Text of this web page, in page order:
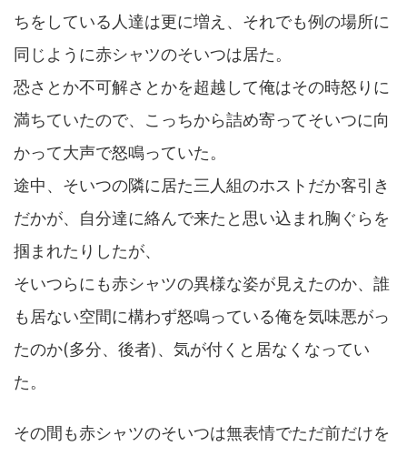
ちをしている人達は更に増え、それでも例の場所に
同じように赤シャツのそいつは居た。
恐さとか不可解さとかを超越して俺はその時怒りに
満ちていたので、こっちから詰め寄ってそいつに向
かって大声で怒鳴っていた。
途中、そいつの隣に居た三人組のホストだか客引き
だかが、自分達に絡んで来たと思い込まれ胸ぐらを
掴まれたりしたが、
そいつらにも赤シャツの異様な姿が見えたのか、誰
も居ない空間に構わず怒鳴っている俺を気味悪がっ
たのか(多分、後者)、気が付くと居なくなってい
た。
その間も赤シャツのそいつは無表情でただ前だけを